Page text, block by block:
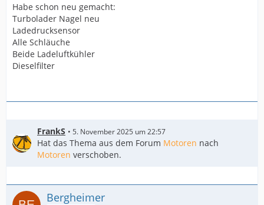
Habe schon neu gemacht:
Turbolader Nagel neu
Ladedrucksensor
Alle Schläuche
Beide Ladeluftkühler
Dieselfilter
FrankS 5. November 2025 um 22:57
Hat das Thema aus dem Forum Motoren nach
Motoren verschoben.
Bergheimer